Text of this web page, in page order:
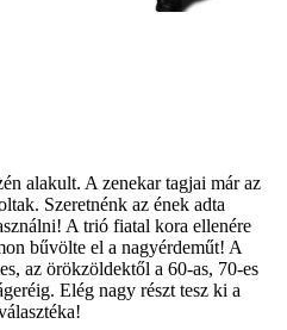
alakult. A zenekar tagjai már az
Szeretnénk az ének adta
A trió fiatal kora ellenére
bűvölte el a nagyérdeműt! A
az örökzöldektől a 60-as, 70-es
Elég nagy részt tesz ki a